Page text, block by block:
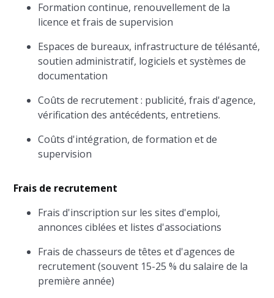
Formation continue, renouvellement de la
licence et frais de supervision
Espaces de bureaux, infrastructure de télésanté,
soutien administratif, logiciels et systèmes de
documentation
Coûts de recrutement : publicité, frais d'agence,
vérification des antécédents, entretiens.
Coûts d'intégration, de formation et de
supervision
Frais de recrutement
Frais d'inscription sur les sites d'emploi,
annonces ciblées et listes d'associations
Frais de chasseurs de têtes et d'agences de
recrutement (souvent 15-25 % du salaire de la
première année)